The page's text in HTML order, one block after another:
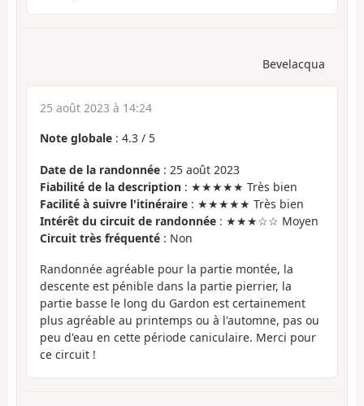
Bevelacqua
25 août 2023 à 14:24
Note globale : 4.3 / 5
Date de la randonnée : 25 août 2023
Fiabilité de la description : ★★★★★ Très bien
Facilité à suivre l'itinéraire : ★★★★★ Très bien
Intérêt du circuit de randonnée : ★★★☆☆ Moyen
Circuit très fréquenté : Non
Randonnée agréable pour la partie montée, la
descente est pénible dans la partie pierrier, la
partie basse le long du Gardon est certainement
plus agréable au printemps ou à l'automne, pas ou
peu d'eau en cette période caniculaire. Merci pour
ce circuit !